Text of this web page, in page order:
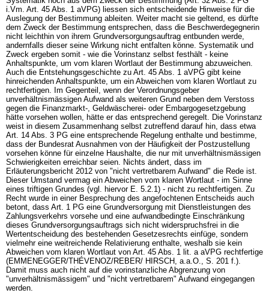
i.Vm. Art. 45 Abs. 1 aVPG) liessen sich entscheidende Hinweise für die
Auslegung der Bestimmung ableiten. Weiter macht sie geltend, es dürfte
dem Zweck der Bestimmung entsprechen, dass die Beschwerdegegnerin
nicht leichthin von ihrem Grundversorgungsauftrag entbunden werde,
andernfalls dieser seine Wirkung nicht entfalten könne. Systematik und
Zweck ergeben somit - wie die Vorinstanz selbst festhält - keine
Anhaltspunkte, um vom klaren Wortlaut der Bestimmung abzuweichen.
Auch die Entstehungsgeschichte zu Art. 45 Abs. 1 aVPG gibt keine
hinreichenden Anhaltspunkte, um ein Abweichen vom klaren Wortlaut zu
rechtfertigen. Im Gegenteil, wenn der Verordnungsgeber
unverhältnismässigen Aufwand als weiteren Grund neben dem Verstoss
gegen die Finanzmarkt-, Geldwäscherei- oder Embargogesetzgebung
hätte vorsehen wollen, hätte er das entsprechend geregelt. Die Vorinstanz
weist in diesem Zusammenhang selbst zutreffend darauf hin, dass etwa
Art. 14 Abs. 3 PG eine entsprechende Regelung enthalte und bestimme,
dass der Bundesrat Ausnahmen von der Häufigkeit der Postzustellung
vorsehen könne für einzelne Haushalte, die nur mit unverhältnismässigen
Schwierigkeiten erreichbar seien. Nichts ändert, dass im
Erläuterungsbericht 2012 von "nicht vertretbarem Aufwand" die Rede ist.
Dieser Umstand vermag ein Abweichen vom klaren Wortlaut - im Sinne
eines triftigen Grundes (vgl. hiervor E. 5.2.1) - nicht zu rechtfertigen. Zu
Recht wurde in einer Besprechung des angefochtenen Entscheids auch
betont, dass Art. 1 PG eine Grundversorgung mit Dienstleistungen des
Zahlungsverkehrs vorsehe und eine aufwandbedingte Einschränkung
dieses Grundversorgungsauftrags sich nicht widerspruchsfrei in die
Wertentscheidung des bestehenden Gesetzesrechts einfüge, sondern
vielmehr eine weitreichende Relativierung enthalte, weshalb sie kein
Abweichen vom klaren Wortlaut von Art. 45 Abs. 1 lit. a aVPG rechtfertige
(EMMENEGGER/THÉVENOZ/REBER/ HIRSCH, a.a.O., S. 201 f.).
Damit muss auch nicht auf die vorinstanzliche Abgrenzung von
"unverhältnismässigem" und "nicht vertretbarem" Aufwand eingegangen
werden.